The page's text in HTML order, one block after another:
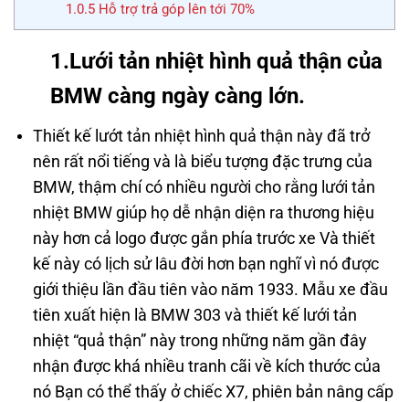
1.0.5Hỗ trợ trả góp lên tới 70%
1.Lưới tản nhiệt hình quả thận của
BMW càng ngày càng lớn.
Thiết kế lướt tản nhiệt hình quả thận này đã trở
nên rất nổi tiếng và là biểu tượng đặc trưng của
BMW, thậm chí có nhiều người cho rằng lưới tản
nhiệt BMW giúp họ dễ nhận diện ra thương hiệu
này hơn cả logo được gắn phía trước xe Và thiết
kế này có lịch sử lâu đời hơn bạn nghĩ vì nó được
giới thiệu lần đầu tiên vào năm 1933. Mẫu xe đầu
tiên xuất hiện là BMW 303 và thiết kế lưới tản
nhiệt “quả thận” này trong những năm gần đây
nhận được khá nhiều tranh cãi về kích thước của
nó Bạn có thể thấy ở chiếc X7, phiên bản nâng cấp